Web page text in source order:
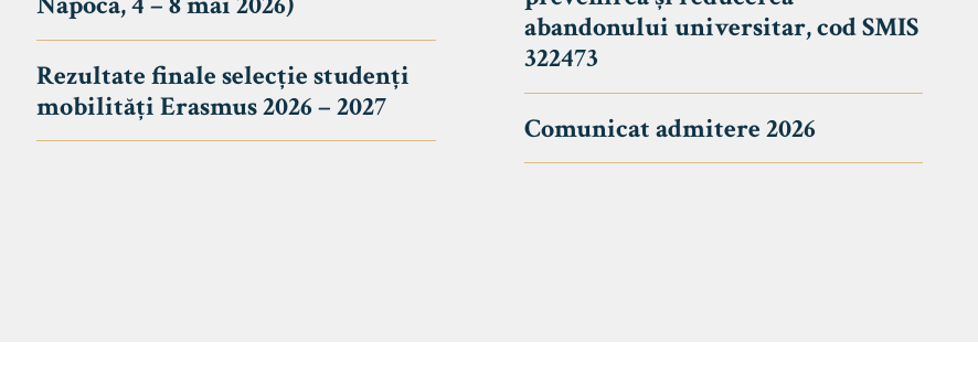
Rezultate finale selecție studenți
mobilități Erasmus 2026 – 2027
abandonului universitar, cod SMIS
322473
Comunicat admitere 2026